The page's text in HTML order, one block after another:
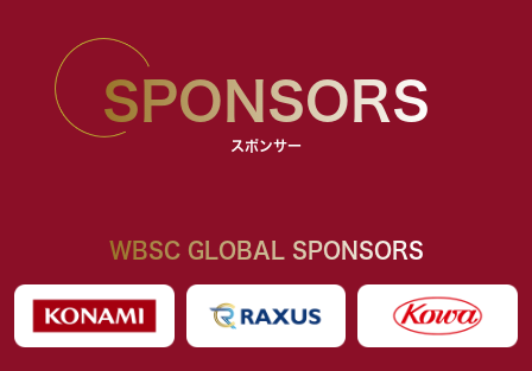
SPONSORS
スポンサー
WBSC GLOBAL SPONSORS